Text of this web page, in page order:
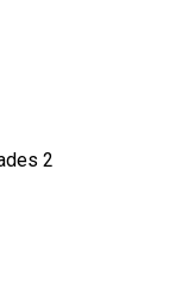
2